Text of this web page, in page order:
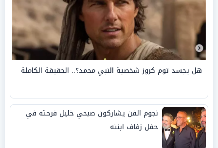
هل يجسد توم كروز شخصية النبي محمد؟.. الحقيقة الكاملة
نجوم الفن يشاركون صبحي خليل فرحته في
حفل زفاف ابنته